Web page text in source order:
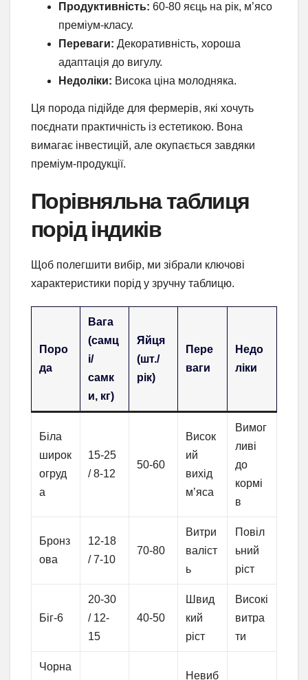
Продуктивність: 60-80 яєць на рік, м’ясо
преміум-класу.
Переваги: Декоративність, хороша
адаптація до вигулу.
Недоліки: Висока ціна молодняка.
Ця порода підійде для фермерів, які хочуть
поєднати практичність із естетикою. Вона
вимагає інвестицій, але окупається завдяки
преміум-продукції.
Порівняльна таблиця
порід індиків
Щоб полегшити вибір, ми зібрали ключові
характеристики порід у зручну таблицю.
Поро
да
Вага
(самц
і/
самк
и, кг)
Яйця
(шт./
рік)
Пере
ваги
Недо
ліки
Біла
широк
огруд
а
15-25
/ 8-12
50-60
Висок
ий
вихід
м’яса
Вимог
ливі
до
кормі
в
Бронз
ова
12-18
/ 7-10
70-80
Витри
валіст
ь
Повіл
ьний
ріст
Біг-6
20-30
/ 12-
15
40-50
Швид
кий
ріст
Високі
витра
ти
Чорна
Невиб